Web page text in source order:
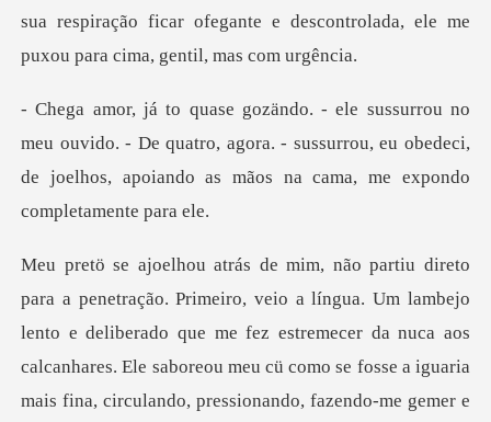
sua respiração ficar ofegante e descontrolada,
ido. - De quatro, agora. - sussurrou, eu obedeci,
de joelhos,
o se fosse a iguaria
mais fina, circulando, pressionando, fazendo-me gemer e